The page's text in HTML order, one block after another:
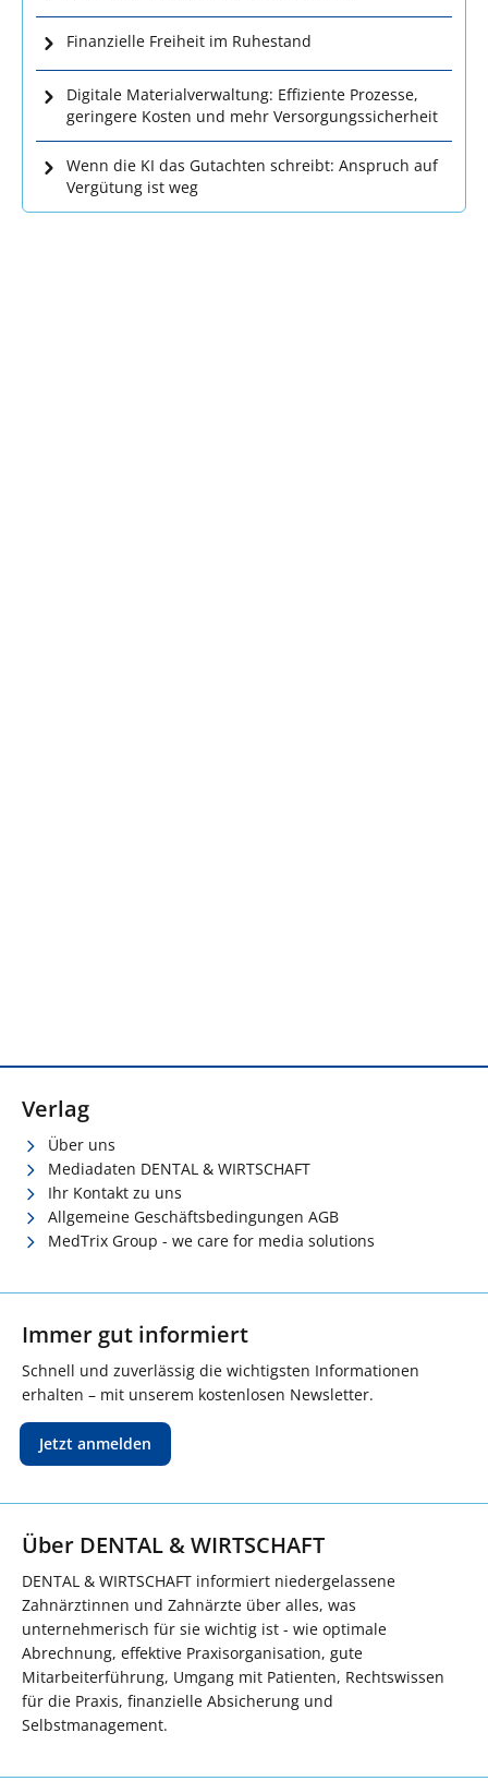
Finanzielle Freiheit im Ruhestand
Digitale Materialverwaltung: Effiziente Prozesse,
geringere Kosten und mehr Versorgungssicherheit
Wenn die KI das Gutachten schreibt: Anspruch auf
Vergütung ist weg
Verlag
Über uns
Mediadaten DENTAL & WIRTSCHAFT
Ihr Kontakt zu uns
Allgemeine Geschäftsbedingungen AGB
MedTrix Group - we care for media solutions
Immer gut informiert
Schnell und zuverlässig die wichtigsten Informationen
erhalten – mit unserem kostenlosen Newsletter.
Jetzt anmelden
Über DENTAL & WIRTSCHAFT
DENTAL & WIRTSCHAFT informiert niedergelassene
Zahnärztinnen und Zahnärzte über alles, was
unternehmerisch für sie wichtig ist - wie optimale
Abrechnung, effektive Praxisorganisation, gute
Mitarbeiterführung, Umgang mit Patienten, Rechtswissen
für die Praxis, finanzielle Absicherung und
Selbstmanagement.